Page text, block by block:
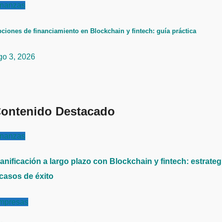
de financiamiento en Blockchain y fintech: guía práctica
3, 2026
Destacado
a largo plazo con Blockchain y fintech:
de éxito